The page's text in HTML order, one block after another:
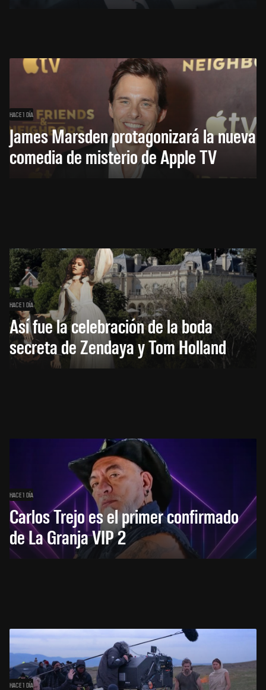
HACE 1 DÍA
James Marsden protagonizará la nueva
comedia de misterio de Apple TV
HACE 1 DÍA
Así fue la celebración de la boda
secreta de Zendaya y Tom Holland
HACE 1 DÍA
Carlos Trejo es el primer confirmado
de La Granja VIP 2
HACE 1 DÍA